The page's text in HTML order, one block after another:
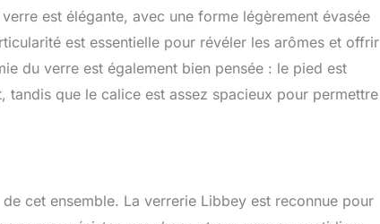
est élégante, avec une forme légèrement évasée
est essentielle pour révéler les arômes et offrir
du verre est également bien pensée : le pied est
que le calice est assez spacieux pour permettre
cet ensemble. La verrerie Libbey est reconnue pour